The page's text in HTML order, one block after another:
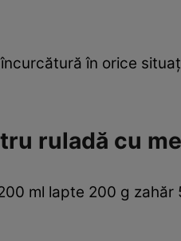
în orice
ruladă cu
ml lapte 200 g